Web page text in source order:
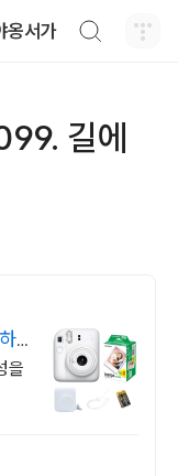
옹서가
길에
을